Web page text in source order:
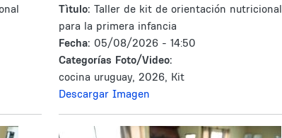
Tìtulo: Taller de kit de orientación nutricional
para la primera infancia
Fecha: 05/08/2026 - 14:50
Categorías Foto/Video:
cocina uruguay, 2026, Kit
Descargar Imagen